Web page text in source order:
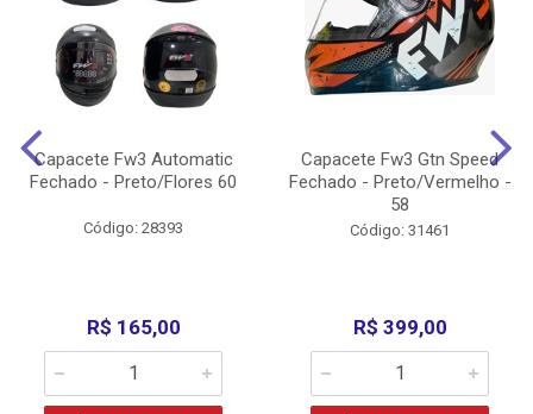
Capacete Fw3 Automatic
Fechado - Preto/Flores 60
Código: 28393
R$ 165,00
Capacete Fw3 Gtn Speed
Fechado - Preto/Vermelho -
58
Código: 31461
R$ 399,00